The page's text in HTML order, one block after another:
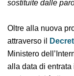
dell'interno 1°
2025».
Oltre alla nuova
arrivata